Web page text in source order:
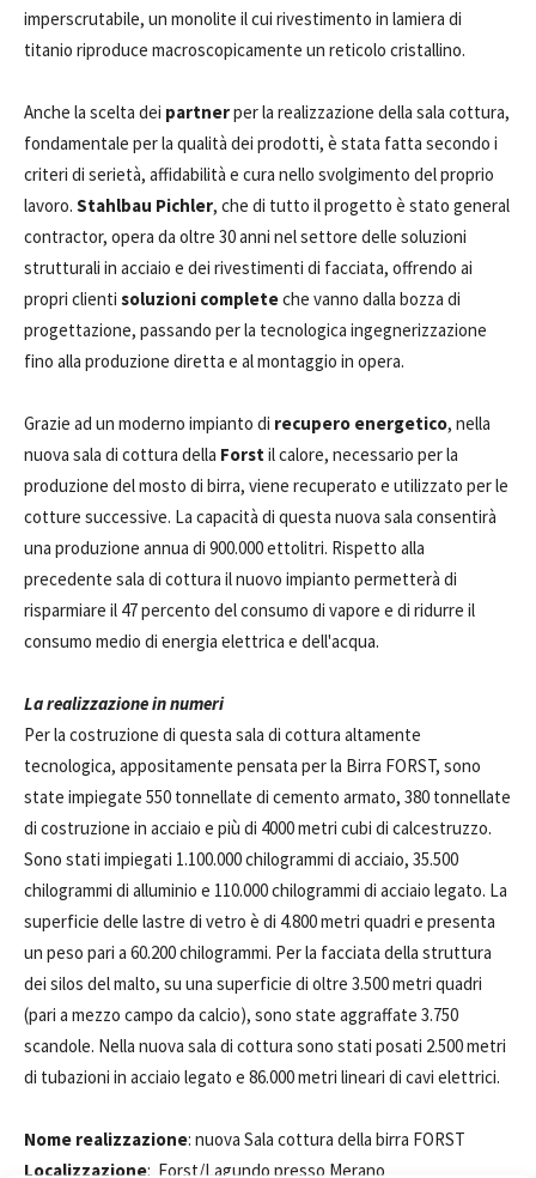
imperscrutabile, un monolite il cui rivestimento in lamiera di
titanio riproduce macroscopicamente un reticolo cristallino.
Anche la scelta dei partnerper la realizzazione della sala cottura,
fondamentale per la qualità dei prodotti, è stata fatta secondo i
criteri di serietà, affidabilità e cura nello svolgimento del proprio
lavoro. Stahlbau Pichler, che di tutto il progetto è stato general
contractor, opera da oltre 30 anni nel settore delle soluzioni
strutturali in acciaio e dei rivestimenti di facciata, offrendo ai
propri clienti soluzioni completeche vanno dalla bozza di
progettazione, passando per la tecnologica ingegnerizzazione
fino alla produzione diretta e al montaggio in opera.
Grazie ad un moderno impianto di recupero energetico, nella
nuova sala di cottura della Forstil calore, necessario per la
produzione del mosto di birra, viene recuperato e utilizzato per le
cotture successive. La capacità di questa nuova sala consentirà
una produzione annua di 900.000 ettolitri. Rispetto alla
precedente sala di cottura il nuovo impianto permetterà di
risparmiare il 47 percento del consumo di vapore e di ridurre il
consumo medio di energia elettrica e dell'acqua.
La realizzazione in numeri
Per la costruzione di questa sala di cottura altamente
tecnologica, appositamente pensata per la Birra FORST, sono
state impiegate 550 tonnellate di cemento armato, 380 tonnellate
di costruzione in acciaio e più di 4000 metri cubi di calcestruzzo.
Sono stati impiegati 1.100.000 chilogrammi di acciaio, 35.500
chilogrammi di alluminio e 110.000 chilogrammi di acciaio legato. La
superficie delle lastre di vetro è di 4.800 metri quadri e presenta
un peso pari a 60.200 chilogrammi. Per la facciata della struttura
dei silos del malto, su una superficie di oltre 3.500 metri quadri
(pari a mezzo campo da calcio), sono state aggraffate 3.750
scandole. Nella nuova sala di cottura sono stati posati 2.500 metri
di tubazioni in acciaio legato e 86.000 metri lineari di cavi elettrici.
Nome realizzazione: nuova Sala cottura della birra FORST
Localizzazione: Forst/Lagundo presso Merano